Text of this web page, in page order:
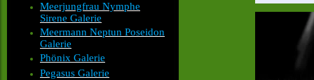
Meerjungfrau Nymphe
Sirene Galerie
Meermann Neptun Poseidon
Galerie
Phönix Galerie
Pegasus Galerie